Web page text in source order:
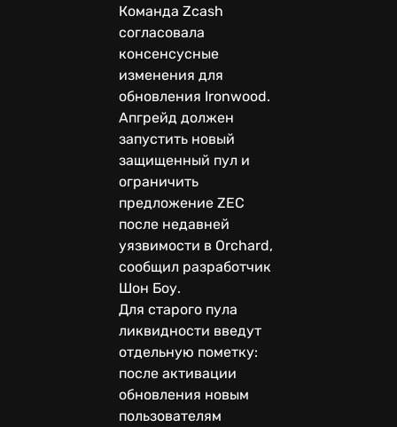
Команда Zcash
согласовала
консенсусные
изменения для
обновления Ironwood.
Апгрейд должен
запустить новый
защищенный пул и
ограничить
предложение ZEC
после недавней
уязвимости в Orchard,
сообщил разработчик
Шон Боу.
Для старого пула
ликвидности введут
отдельную пометку:
после активации
обновления новым
пользователям